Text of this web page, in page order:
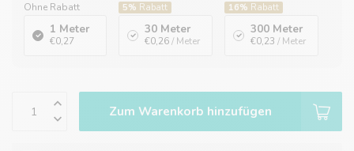
Ohne Rabatt
1 Meter
€0,27
5% Rabatt
30 Meter
€0,26/ Meter
16% Rabatt
300 Meter
€0,23 / Meter
Zum Warenkorb hinzufügen